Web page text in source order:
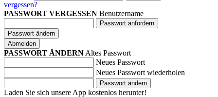
vergessen?
PASSWORT VERGESSEN Benutzername
Passwort anfordern
Passwort ändern
Abmelden
PASSWORT ÄNDERN Altes Passwort
Neues Passwort
Neues Passwort wiederholen
Passwort ändern
Laden Sie sich unsere App kostenlos herunter!